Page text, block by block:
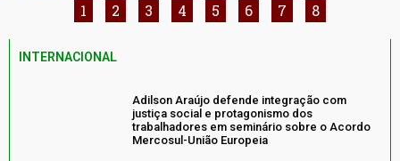
1 2 3 4 5 6 7 8
INTERNACIONAL
Adilson Araújo defende integração com
justiça social e protagonismo dos
trabalhadores em seminário sobre o Acordo
Mercosul-União Europeia